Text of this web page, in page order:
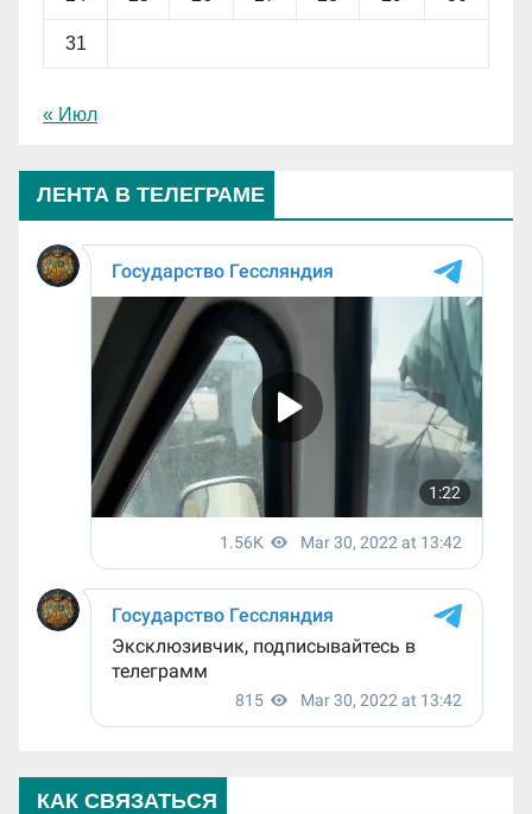
31
« Июл
ЛЕНТА В ТЕЛЕГРАМЕ
КАК СВЯЗАТЬСЯ